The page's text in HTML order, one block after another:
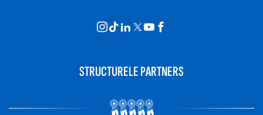
STRUCTURELE PARTNERS